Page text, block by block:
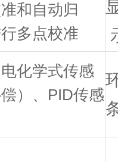
和自动归
多点校准
化学式传感
）、PID传感